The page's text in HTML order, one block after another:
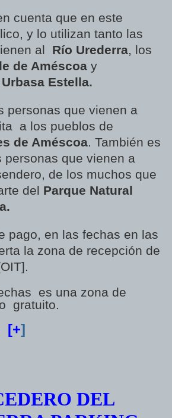
cuenta que en este
y lo utilizan tanto las
al Río Urederra, los
de Améscoa y
Estella.
personas que vienen a
a los pueblos de
de Améscoa. También es
personas que vienen a
de los muchos que
del Parque Natural
pago, en las fechas en las
la zona de recepción de
es una zona de
gratuito.
[+]
DEL